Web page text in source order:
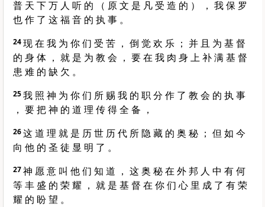
普 天 下 万 人 听 的 （ 原 文 是 凡 受 造 的 ） ， 我 保 罗
也 作 了 这 福 音 的 执 事 。
24现 在 我 为 你 们 受 苦 ， 倒 觉 欢 乐 ； 并 且 为 基 督
的 身 体 ， 就 是 为 教 会 ， 要 在 我 肉 身 上 补 满 基 督
患 难 的 缺 欠 。
25我 照 神 为 你 们 所 赐 我 的 职 分 作 了 教 会 的 执 事
， 要 把 神 的 道 理 传 得 全 备 ，
26这 道 理 就 是 历 世 历 代 所 隐 藏 的 奥 秘 ； 但 如 今
向 他 的 圣 徒 显 明 了 。
27神 愿 意 叫 他 们 知 道 ， 这 奥 秘 在 外 邦 人 中 有 何
等 丰 盛 的 荣 耀 ， 就 是 基 督 在 你 们 心 里 成 了 有 荣
耀 的 盼 望 。